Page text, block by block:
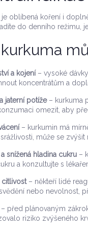
je oblíbená koření i
do denního režimu,
a kojení – vysoké
koncentrátům a
jaterní potíže– kurkuma
omezit, aby
– kurkumin má
může se zvýšit
snížená hladina cukru –
a konzultujte s
citlivost– někteří lidé
nebo nevolnost,
před plánovaným
riziko zvýšeného